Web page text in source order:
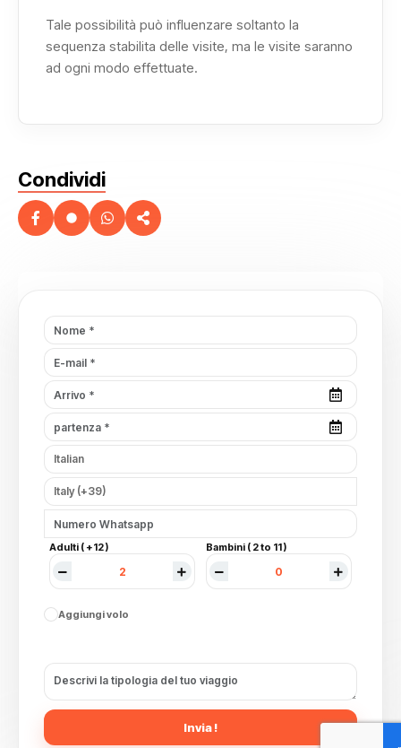
Tale possibilità può influenzare soltanto la
sequenza stabilita delle visite, ma le visite saranno
ad ogni modo effettuate.
Condividi
Adulti ( +12 ) Bambini ( 2 to 11 )
Aggiungi volo
Invia !